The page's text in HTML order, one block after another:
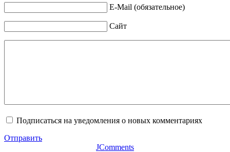
E-Mail (обязательное)
Сайт
Подписаться на уведомления о новых комментариях
Отправить
JComments